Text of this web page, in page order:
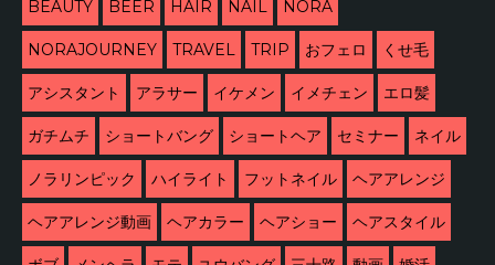
BEAUTY BEER HAIR NAIL NORA
NORAJOURNEY TRAVEL TRIP おフェロ くせ毛
アシスタント アラサー イケメン イメチェン エロ髪
ガチムチ ショートバング ショートヘア セミナー ネイル
ノラリンピック ハイライト フットネイル ヘアアレンジ
ヘアアレンジ動画 ヘアカラー ヘアショー ヘアスタイル